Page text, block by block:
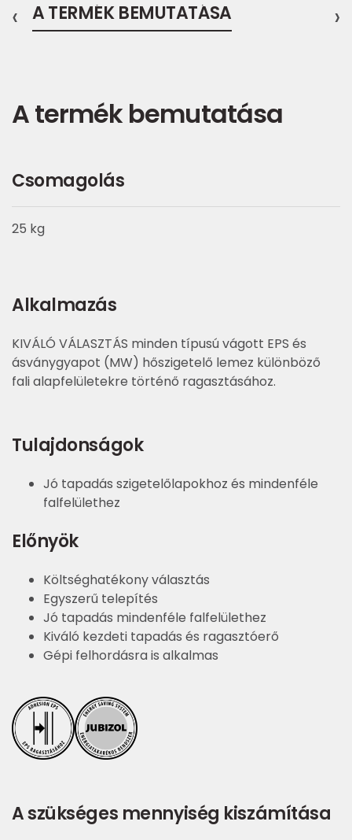
A TERMÉK BEMUTATÁSA
‹ ›
A termék bemutatása
Csomagolás
25 kg
Alkalmazás
KIVÁLÓ VÁLASZTÁS minden típusú vágott EPS és
ásványgyapot (MW) hőszigetelő lemez különböző
fali alapfelületekre történő ragasztásához.
Tulajdonságok
Jó tapadás szigetelőlapokhoz és mindenféle
falfelülethez
Előnyök
Költséghatékony választás
Egyszerű telepítés
Jó tapadás mindenféle falfelülethez
Kiváló kezdeti tapadás és ragasztóerő
Gépi felhordásra is alkalmas
A szükséges mennyiség kiszámítása